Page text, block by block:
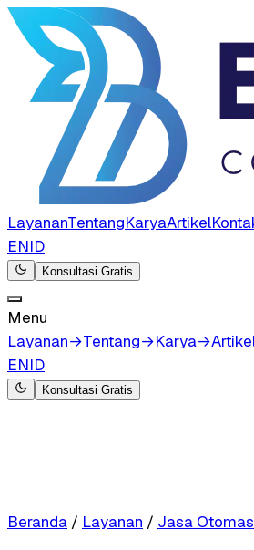
LayananTentangKaryaArtikel
ENID
Konsultasi Gratis
Menu
Layanan→Tentang→Karya→
ENID
Konsultasi Gratis
Beranda / Layanan / Jasa